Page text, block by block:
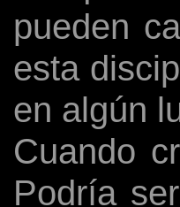
pueden
esta
en algún
Cuando
Podría